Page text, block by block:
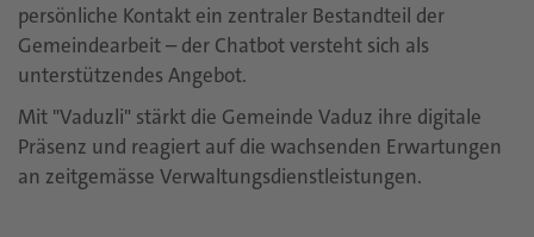
persönliche Kontakt ein zentraler Bestandteil der
Gemeindearbeit – der Chatbot versteht sich als
unterstützendes Angebot.
Mit "Vaduzli" stärkt die Gemeinde Vaduz ihre digitale
Präsenz und reagiert auf die wachsenden Erwartungen
an zeitgemässe Verwaltungsdienstleistungen.